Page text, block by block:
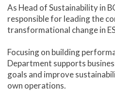
As Head of Sustainability in
responsible for leading the
transformational change in
Focusing on building
Department supports
goals and improve
own operations.